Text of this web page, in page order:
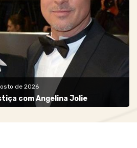
de 2026
com Angelina Jolie